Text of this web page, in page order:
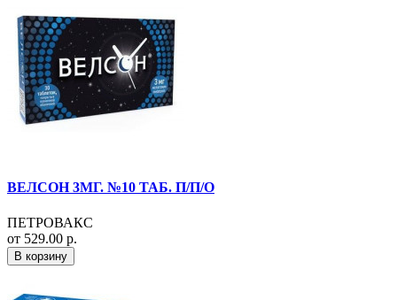
ВЕЛСОН 3МГ. №10 ТАБ. П/П/О
ПЕТРОВАКС
от 529.00 р.
В корзину